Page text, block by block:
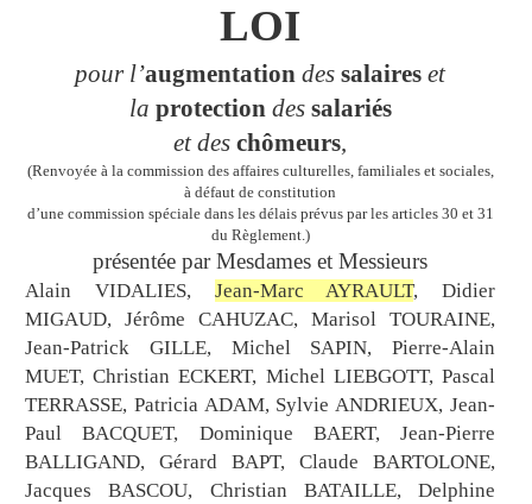
LOI
pour l’augmentation des salaires et
la protection des salariés
et des chômeurs,
(Renvoyée à la commission des affaires culturelles, familiales et sociales,
à défaut de constitution
d’une commission spéciale dans les délais prévus par les articles 30 et 31
du Règlement.)
présentée par Mesdames et Messieurs
Alain VIDALIES, Jean-Marc AYRAULT, Didier
MIGAUD, Jérôme CAHUZAC, Marisol TOURAINE,
Jean-Patrick GILLE, Michel SAPIN, Pierre-Alain
MUET, Christian ECKERT, Michel LIEBGOTT, Pascal
TERRASSE, Patricia ADAM, Sylvie ANDRIEUX, Jean-
Paul BACQUET, Dominique BAERT, Jean-Pierre
BALLIGAND, Gérard BAPT, Claude BARTOLONE,
Jacques BASCOU, Christian BATAILLE, Delphine